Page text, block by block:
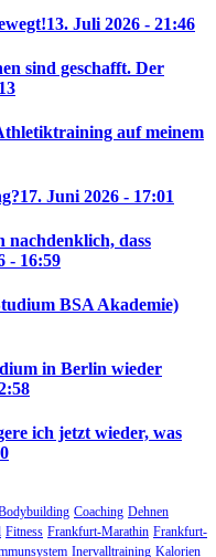
13. Juli 2026 - 21:46
sind geschafft. Der
auf meinem
17. Juni 2026 - 17:01
nachdenklich, dass
- 16:59
BSA Akademie)
in Berlin wieder
ich jetzt wieder, was
Coaching Dehnen
Fitness Frankfurt-Marathin Frankfurt-
Inervalltraining Kalorien